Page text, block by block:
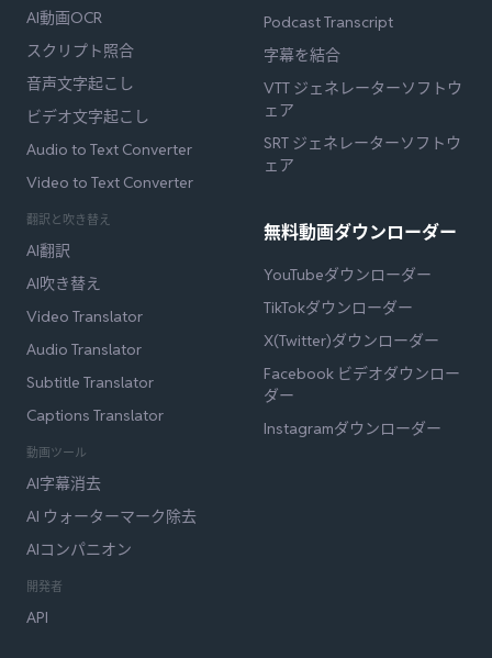
AI動画OCR
スクリプト照合
音声文字起こし
ビデオ文字起こし
Audio to Text Converter
Video to Text Converter
翻訳と吹き替え
AI翻訳
AI吹き替え
Video Translator
Audio Translator
Subtitle Translator
Captions Translator
動画ツール
AI字幕消去
AI ウォーターマーク除去
AIコンパニオン
開発者
API
Podcast Transcript
字幕を結合
VTT ジェネレーターソフトウ
ェア
SRT ジェネレーターソフトウ
ェア
無料動画ダウンローダー
YouTubeダウンローダー
TikTokダウンローダー
X(Twitter)ダウンローダー
Facebook ビデオダウンロー
ダー
Instagramダウンローダー